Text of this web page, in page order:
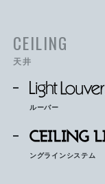
CEILING
天井
ルーバー
ングラインシステム